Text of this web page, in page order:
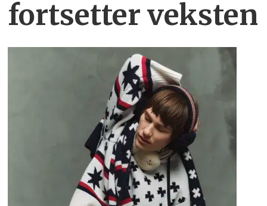
fortsetter veksten